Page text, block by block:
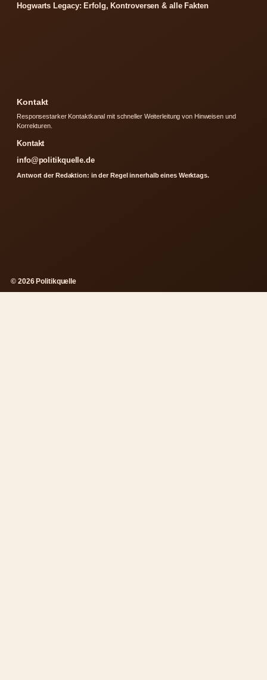
Hogwarts Legacy: Erfolg, Kontroversen & alle Fakten
Kontakt
Responsestarker Kontaktkanal mit schneller Weiterleitung von Hinweisen und
Korrekturen.
Kontakt
info@politikquelle.de
Antwort der Redaktion: in der Regel innerhalb eines Werktags.
© 2026 Politikquelle